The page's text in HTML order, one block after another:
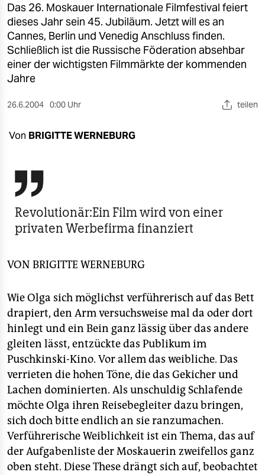
kultur
sport
berlin
nord
verlag
veranstaltungen
shop
fragen & hilfe
unterstützen
genossenschaft
epaper login
Das 26. Moskauer Internationale Filmfestival feiert
dieses Jahr sein 45. Jubiläum. Jetzt will es an
Cannes, Berlin und Venedig Anschluss finden.
Schließlich ist die Russische Föderation absehbar
einer der wichtigsten Filmmärkte der kommenden
Jahre
26.6.2004 0:00 Uhr teilen
Von BRIGITTE WERNEBURG

Revolutionär:Ein Film wird von einer
privaten Werbefirma finanziert
VON BRIGITTE WERNEBURG
Wie Olga sich möglichst verführerisch auf das Bett
drapiert, den Arm versuchsweise mal da oder dort
hinlegt und ein Bein ganz lässig über das andere
gleiten lässt, entzückte das Publikum im
Puschkinski-Kino. Vor allem das weibliche. Das
verrieten die hohen Töne, die das Gekicher und
Lachen dominierten. Als unschuldig Schlafende
möchte Olga ihren Reisebegleiter dazu bringen,
sich doch bitte endlich an sie ranzumachen.
Verführerische Weiblichkeit ist ein Thema, das auf
der Aufgabenliste der Moskauerin zweifellos ganz
oben steht. Diese These drängt sich auf, beobachtet